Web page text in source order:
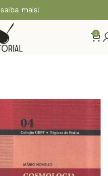
saiba mais!
0